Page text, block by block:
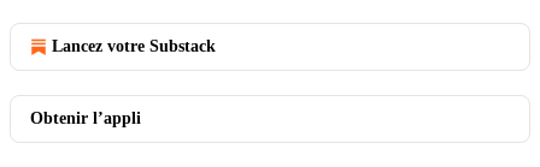
Lancez votre Substack
Obtenir l’appli